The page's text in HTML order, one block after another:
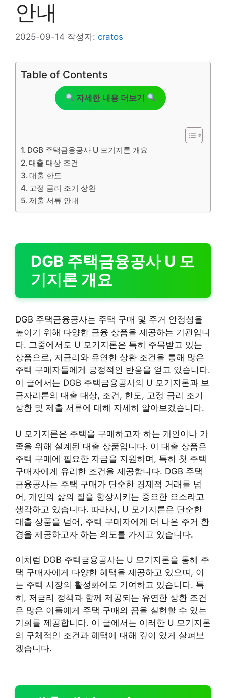
안내
2025-09-14 작성자: cratos
Table of Contents
자세한 내용 더보기
DGB 주택금융공사 U 모기지론 개요
대출 대상 조건
대출 한도
고정 금리 조기 상환
제출 서류 안내
DGB 주택금융공사 U 모
기지론 개요
DGB 주택금융공사는 주택 구매 및 주거 안정성을
높이기 위해 다양한 금융 상품을 제공하는 기관입니
다. 그중에서도 U 모기지론은 특히 주목받고 있는
상품으로, 저금리와 유연한 상환 조건을 통해 많은
주택 구매자들에게 긍정적인 반응을 얻고 있습니다.
이 글에서는 DGB 주택금융공사의 U 모기지론과 보
금자리론의 대출 대상, 조건, 한도, 고정 금리 조기
상환 및 제출 서류에 대해 자세히 알아보겠습니다.
U 모기지론은 주택을 구매하고자 하는 개인이나 가
족을 위해 설계된 대출 상품입니다. 이 대출 상품은
주택 구매에 필요한 자금을 지원하며, 특히 첫 주택
구매자에게 유리한 조건을 제공합니다. DGB 주택
금융공사는 주택 구매가 단순한 경제적 거래를 넘
어, 개인의 삶의 질을 향상시키는 중요한 요소라고
생각하고 있습니다. 따라서, U 모기지론은 단순한
대출 상품을 넘어, 주택 구매자에게 더 나은 주거 환
경을 제공하고자 하는 의도를 가지고 있습니다.
이처럼 DGB 주택금융공사는 U 모기지론을 통해 주
택 구매자에게 다양한 혜택을 제공하고 있으며, 이
는 주택 시장의 활성화에도 기여하고 있습니다. 특
히, 저금리 정책과 함께 제공되는 유연한 상환 조건
은 많은 이들에게 주택 구매의 꿈을 실현할 수 있는
기회를 제공합니다. 이 글에서는 이러한 U 모기지론
의 구체적인 조건과 혜택에 대해 깊이 있게 살펴보
겠습니다.